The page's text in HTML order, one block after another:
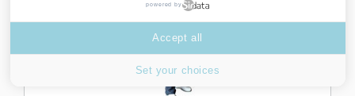
powered by
Set your choices
Accept all